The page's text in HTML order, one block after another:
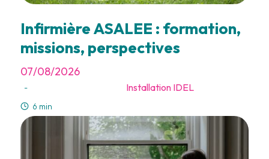
Infirmière ASALEE : formation,
missions, perspectives
07/08/2026
- Installation IDEL
6 min